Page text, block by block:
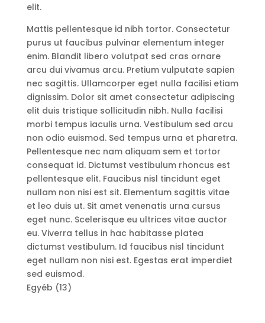
elit.
Mattis pellentesque id nibh tortor. Consectetur
purus ut faucibus pulvinar elementum integer
enim. Blandit libero volutpat sed cras ornare
arcu dui vivamus arcu. Pretium vulputate sapien
nec sagittis. Ullamcorper eget nulla facilisi etiam
dignissim. Dolor sit amet consectetur adipiscing
elit duis tristique sollicitudin nibh. Nulla facilisi
morbi tempus iaculis urna. Vestibulum sed arcu
non odio euismod. Sed tempus urna et pharetra.
Pellentesque nec nam aliquam sem et tortor
consequat id. Dictumst vestibulum rhoncus est
pellentesque elit. Faucibus nisl tincidunt eget
nullam non nisi est sit. Elementum sagittis vitae
et leo duis ut. Sit amet venenatis urna cursus
eget nunc. Scelerisque eu ultrices vitae auctor
eu. Viverra tellus in hac habitasse platea
dictumst vestibulum. Id faucibus nisl tincidunt
eget nullam non nisi est. Egestas erat imperdiet
sed euismod.
Egyéb 1313